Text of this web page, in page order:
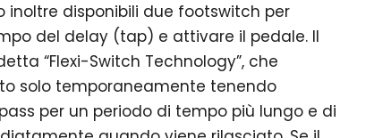
inoltre disponibili due footswitch per
del delay (tap) e attivare il pedale. Il
“Flexi-Switch Technology”, che
solo temporaneamente tenendo
per un periodo di tempo più lungo e di